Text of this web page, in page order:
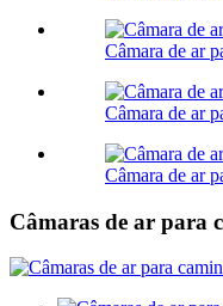
Câmara de ar
Câmara de ar
Câmara de ar
Câmaras de ar para